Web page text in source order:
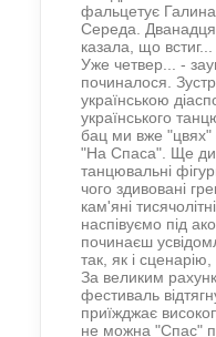
фальцетує
Середа.
казала, що
Уже четвер... -
починалося.
українською
українського
бац ми вже "цвях"
"На Спаса". Ще
танцювальні
чого здивовані
кам'яні
наспівуємо під
починаєш
так, як і
За великим
фестиваль
приїжджає
не можна "Спас"